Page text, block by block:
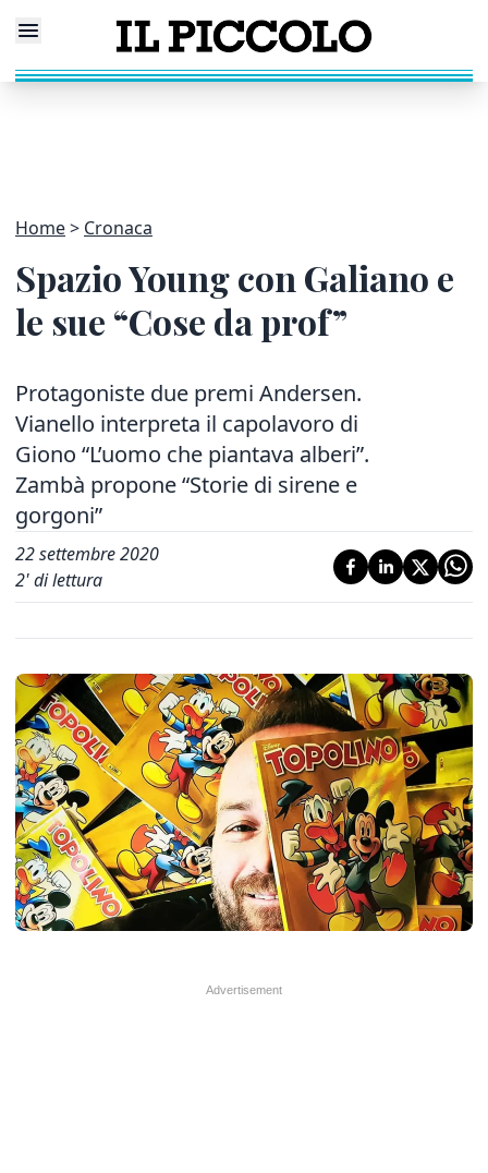
Home Cronaca
Spazio Young con Galiano e
le sue “Cose da prof”
Protagoniste due premi Andersen.
Vianello interpreta il capolavoro di
Giono “L’uomo che piantava alberi”.
Zambà propone “Storie di sirene e
gorgoni”
22 settembre 2020
2' di lettura